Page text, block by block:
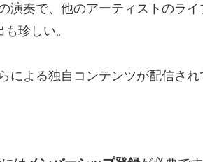
演奏で、他のアーティストのラ
珍しい。
による独自コンテンツが配信さ